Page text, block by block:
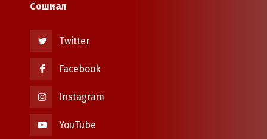
Сошиал
Twitter
Facebook
Instagram
YouTube